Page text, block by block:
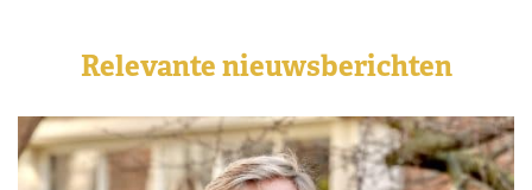
Relevante nieuwsberichten